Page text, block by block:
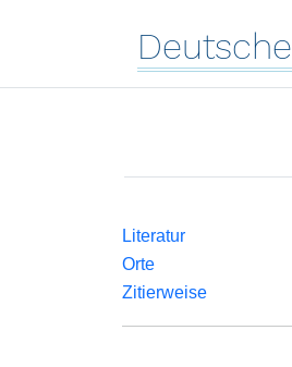
Deutsche
Literatur
Orte
Zitierweise